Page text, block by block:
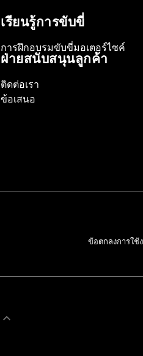
เรียนรู้การขับขี่
การฝึกอบรมขับขี่มอเตอร์ไซค์
ฝ่ายสนับสนุนลูกค้า
ติดต่อเรา
ข้อเสนอ
ข้อตกลงการใช้